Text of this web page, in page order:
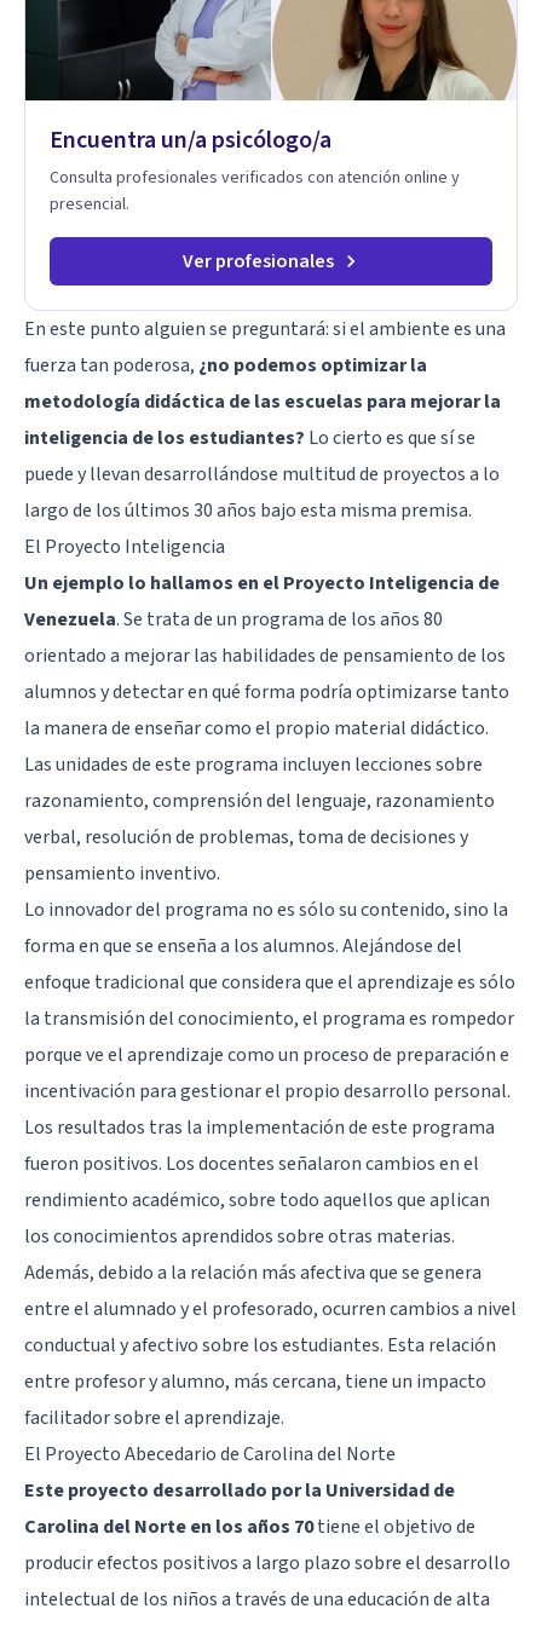
Encuentra un/a psicólogo/a
Consulta profesionales verificados con atención online y
presencial.
Ver profesionales
En este punto alguien se preguntará: si el ambiente es una
fuerza tan poderosa, ¿no podemos optimizar la
metodología didáctica de las escuelas para mejorar la
inteligencia de los estudiantes? Lo cierto es que sí se
puede y llevan desarrollándose multitud de proyectos a lo
largo de los últimos 30 años bajo esta misma premisa.
El Proyecto Inteligencia
Un ejemplo lo hallamos en el Proyecto Inteligencia de
Venezuela. Se trata de un programa de los años 80
orientado a mejorar las habilidades de pensamiento de los
alumnos y detectar en qué forma podría optimizarse tanto
la manera de enseñar como el propio material didáctico.
Las unidades de este programa incluyen lecciones sobre
razonamiento, comprensión del lenguaje, razonamiento
verbal, resolución de problemas, toma de decisiones y
pensamiento inventivo.
Lo innovador del programa no es sólo su contenido, sino la
forma en que se enseña a los alumnos. Alejándose del
enfoque tradicional que considera que el aprendizaje es sólo
la transmisión del conocimiento, el programa es rompedor
porque ve el aprendizaje como un proceso de preparación e
incentivación para gestionar el propio desarrollo personal.
Los resultados tras la implementación de este programa
fueron positivos. Los docentes señalaron cambios en el
rendimiento académico, sobre todo aquellos que aplican
los conocimientos aprendidos sobre otras materias.
Además, debido a la relación más afectiva que se genera
entre el alumnado y el profesorado, ocurren cambios a nivel
conductual y afectivo sobre los estudiantes. Esta relación
entre profesor y alumno, más cercana, tiene un impacto
facilitador sobre el aprendizaje.
El Proyecto Abecedario de Carolina del Norte
Este proyecto desarrollado por la Universidad de
Carolina del Norte en los años 70tiene el objetivo de
producir efectos positivos a largo plazo sobre el desarrollo
intelectual de los niños a través de una educación de alta